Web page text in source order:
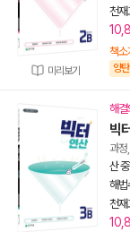
미리보기
천재
책
양
해결
빅
과정
산
해법
천재